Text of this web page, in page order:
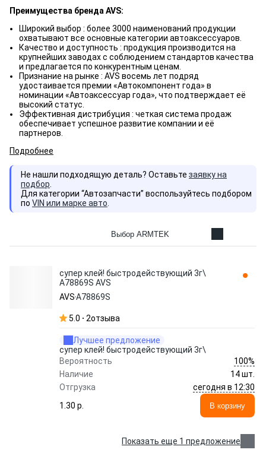
Преимущества бренда AVS:
Широкий выбор : более 3000 наименований продукции
охватывают все основные категории автоаксессуаров.
Качество и доступность : продукция производится на
крупнейших заводах с соблюдением стандартов качества
и предлагается по конкурентным ценам.
Признание на рынке : AVS восемь лет подряд
удостаивается премии «Автокомпонент года» в
номинации «Автоаксессуар года», что подтверждает её
высокий статус.
Эффективная дистрибуция : четкая система продаж
обеспечивает успешное развитие компании и её
партнеров.
Подробнее
Не нашли подходящую деталь? Оставьте заявку на
подбор
Для категории “Автозапчасти” воспользуйтесь подбором
по VIN или марке авто
Выбор ARMTEK
супер клей! быстродействующий 3г\
A78869S AVS
AVSA78869S
5.0 2отзыва
Лучшее предложение
супер клей! быстродействующий 3г\
Вероятность
100%
Наличие
14 шт.
Отгрузка
сегодня в 12:30
1.30 p.
В корзину
Показать еще 1 предложение